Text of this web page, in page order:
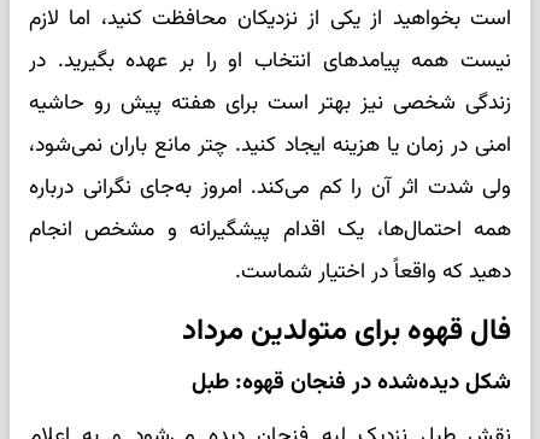
است بخواهید از یکی از نزدیکان محافظت کنید، اما لازم
نیست همه پیامدهای انتخاب او را بر عهده بگیرید. در
زندگی شخصی نیز بهتر است برای هفته پیش رو حاشیه
امنی در زمان یا هزینه ایجاد کنید. چتر مانع باران نمی‌شود،
ولی شدت اثر آن را کم می‌کند. امروز به‌جای نگرانی درباره
همه احتمال‌ها، یک اقدام پیشگیرانه و مشخص انجام
دهید که واقعاً در اختیار شماست.
فال قهوه برای متولدین مرداد
شکل دیده‌شده در فنجان قهوه: طبل